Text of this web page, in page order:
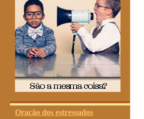
Oração dos estressados